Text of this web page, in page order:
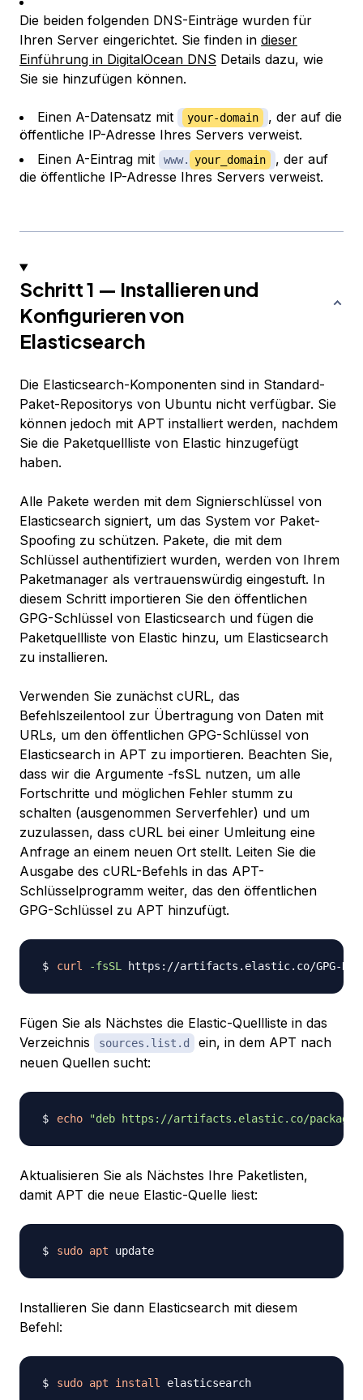
Die beiden folgenden DNS-Einträge wurden für
Ihren Server eingerichtet. Sie finden in dieser
Einführung in DigitalOcean DNS Details dazu, wie
Sie sie hinzufügen können.
Einen A-Datensatz mit your-domain
, der auf die
öffentliche IP-Adresse Ihres Servers verweist.
Einen A-Eintrag mit
www. your_domain
, der auf
die öffentliche IP-Adresse Ihres Servers verweist.
Schritt 1 — Installieren und
Konfigurieren von
Elasticsearch
Die Elasticsearch-Komponenten sind in Standard-
Paket-Repositorys von Ubuntu nicht verfügbar. Sie
können jedoch mit APT installiert werden, nachdem
Sie die Paketquellliste von Elastic hinzugefügt
haben.
Alle Pakete werden mit dem Signierschlüssel von
Elasticsearch signiert, um das System vor Paket-
Spoofing zu schützen. Pakete, die mit dem
Schlüssel authentifiziert wurden, werden von Ihrem
Paketmanager als vertrauenswürdig eingestuft. In
diesem Schritt importieren Sie den öffentlichen
GPG-Schlüssel von Elasticsearch und fügen die
Paketquellliste von Elastic hinzu, um Elasticsearch
zu installieren.
Verwenden Sie zunächst cURL, das
Befehlszeilentool zur Übertragung von Daten mit
URLs, um den öffentlichen GPG-Schlüssel von
Elasticsearch in APT zu importieren. Beachten Sie,
dass wir die Argumente -fsSL nutzen, um alle
Fortschritte und möglichen Fehler stumm zu
schalten (ausgenommen Serverfehler) und um
zuzulassen, dass cURL bei einer Umleitung eine
Anfrage an einem neuen Ort stellt. Leiten Sie die
Ausgabe des cURL-Befehls in das APT-
Schlüsselprogramm weiter, das den öffentlichen
GPG-Schlüssel zu APT hinzufügt.
curl -fsSL https://artifacts.elastic.co/GPG-
Fügen Sie als Nächstes die Elastic-Quellliste in das
Verzeichnis
sources.list.d
ein, in dem APT nach
neuen Quellen sucht:
echo "deb https://artifacts.elastic.co/
Aktualisieren Sie als Nächstes Ihre Paketlisten,
damit APT die neue Elastic-Quelle liest:
sudo apt
Installieren Sie dann Elasticsearch mit diesem
Befehl:
sudo apt install